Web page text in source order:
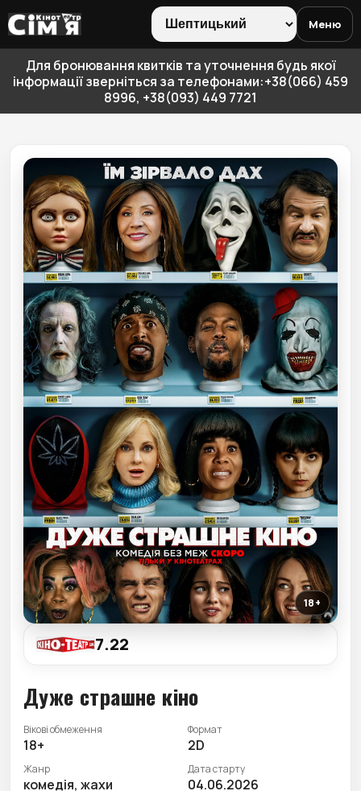
Меню
Для бронювання квитків та уточнення будь якої
інформації зверніться за телефонами:+38(066) 459
8996, +38(093) 449 7721
18+
7.22
Дуже страшне кіно
Вікові обмеження
18+
Формат
2D
Жанр
комедія, жахи
Дата старту
04.06.2026